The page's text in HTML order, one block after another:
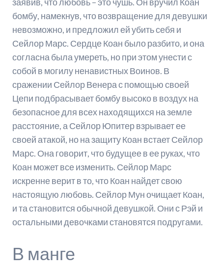
бомбу, намекнув, что возвращение для девушки
невозможно, и предложил ей убить себя и
Сейлор Марс. Сердце Коан было разбито, и она
согласна была умереть, но при этом унести с
собой в могилу ненавистных Воинов. В
сражении СейлорВенера с помощью своей
Цепи подбрасывает бомбу высоко в воздух на
безопасное для всех находящихся на земле
расстояние, а Сейлор Юпитер взрывает ее
своей атакой, но на защиту Коан встает Сейлор
Марс. Она говорит, что будущее в ее руках, что
Коан может все изменить. Сейлор Марс
искренне верит в то, что Коан найдет свою
настоящую любовь. Сейлор Мун очищает Коан,
и та становится обычной девушкой. Они с Рэй и
остальными девочками становятся подругами.
В манге